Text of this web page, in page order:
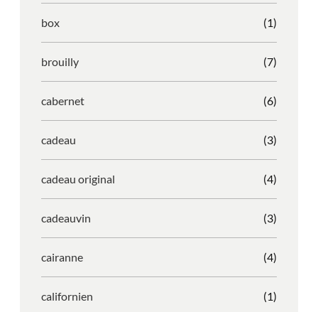
box (1)
brouilly (7)
cabernet (6)
cadeau (3)
cadeau original (4)
cadeauvin (3)
cairanne (4)
californien (1)